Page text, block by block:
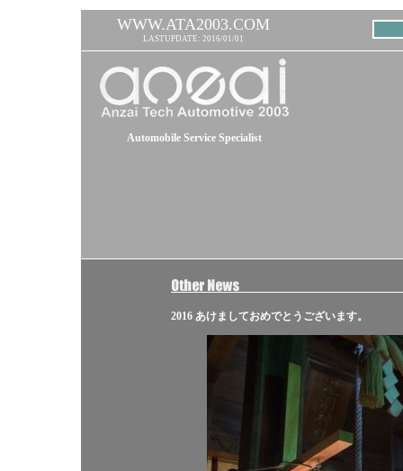
WWW.ATA2003.COM
LASTUPDATE: 2016/01/01
Automobile Service Specialist
2016 あけましておめでとうございます。